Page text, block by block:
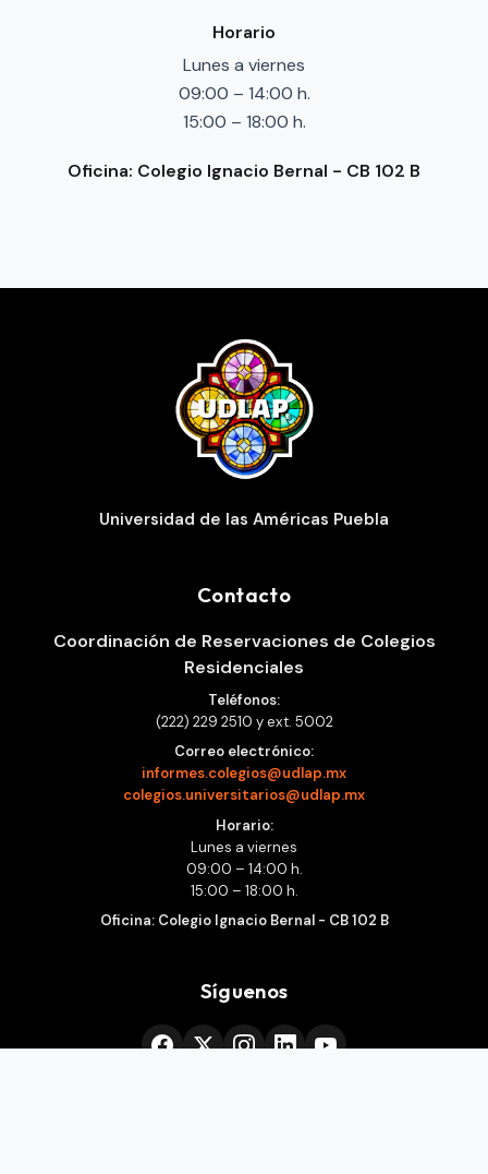
Horario
Lunes a viernes
09:00 – 14:00 h.
15:00 – 18:00 h.
Oficina: Colegio Ignacio Bernal - CB 102 B
Universidad de las Américas Puebla
Contacto
Coordinación de Reservaciones de Colegios
Residenciales
Teléfonos:
(222) 229 2510 y ext. 5002
Correo electrónico:
informes.colegios@udlap.mx
colegios.universitarios@udlap.mx
Horario:
Lunes a viernes
09:00 – 14:00 h.
15:00 – 18:00 h.
Oficina: Colegio Ignacio Bernal - CB 102 B
Síguenos